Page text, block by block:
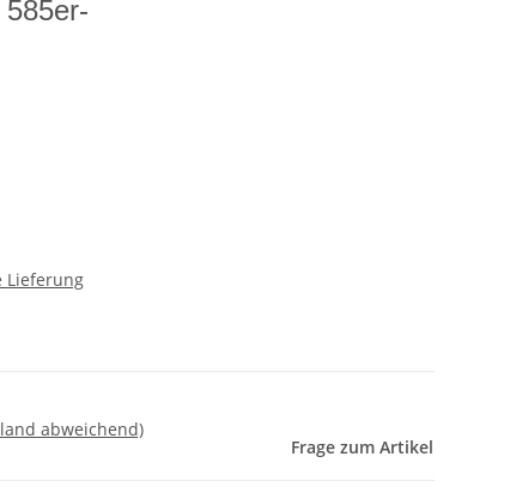
Lieferung
abweichend)
Frage zum Artikel